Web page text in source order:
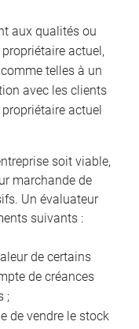
aux qualités ou
actuel,
telles à un
avec les clients
actuel
soit viable,
marchande de
Un évaluateur
suivants :
de certains
de créances
;
de vendre le stock